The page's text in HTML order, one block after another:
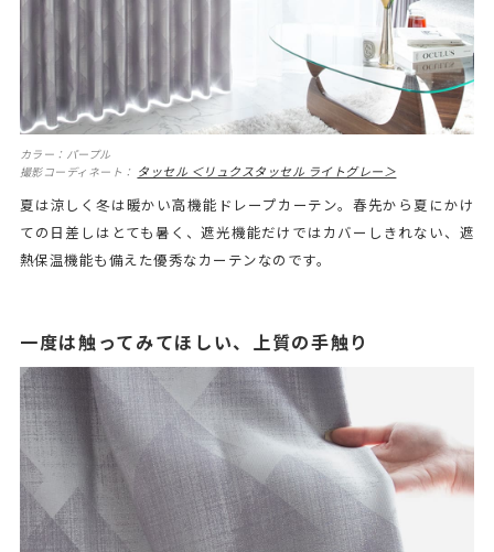
カラー：パープル
撮影コーディネート： タッセル ＜リュクスタッセル ライトグレー＞
夏は涼しく冬は暖かい高機能ドレープカーテン。春先から夏にかけ
ての日差しはとても暑く、遮光機能だけではカバーしきれない、遮
熱保温機能も備えた優秀なカーテンなのです。
一度は触ってみてほしい、上質の手触り